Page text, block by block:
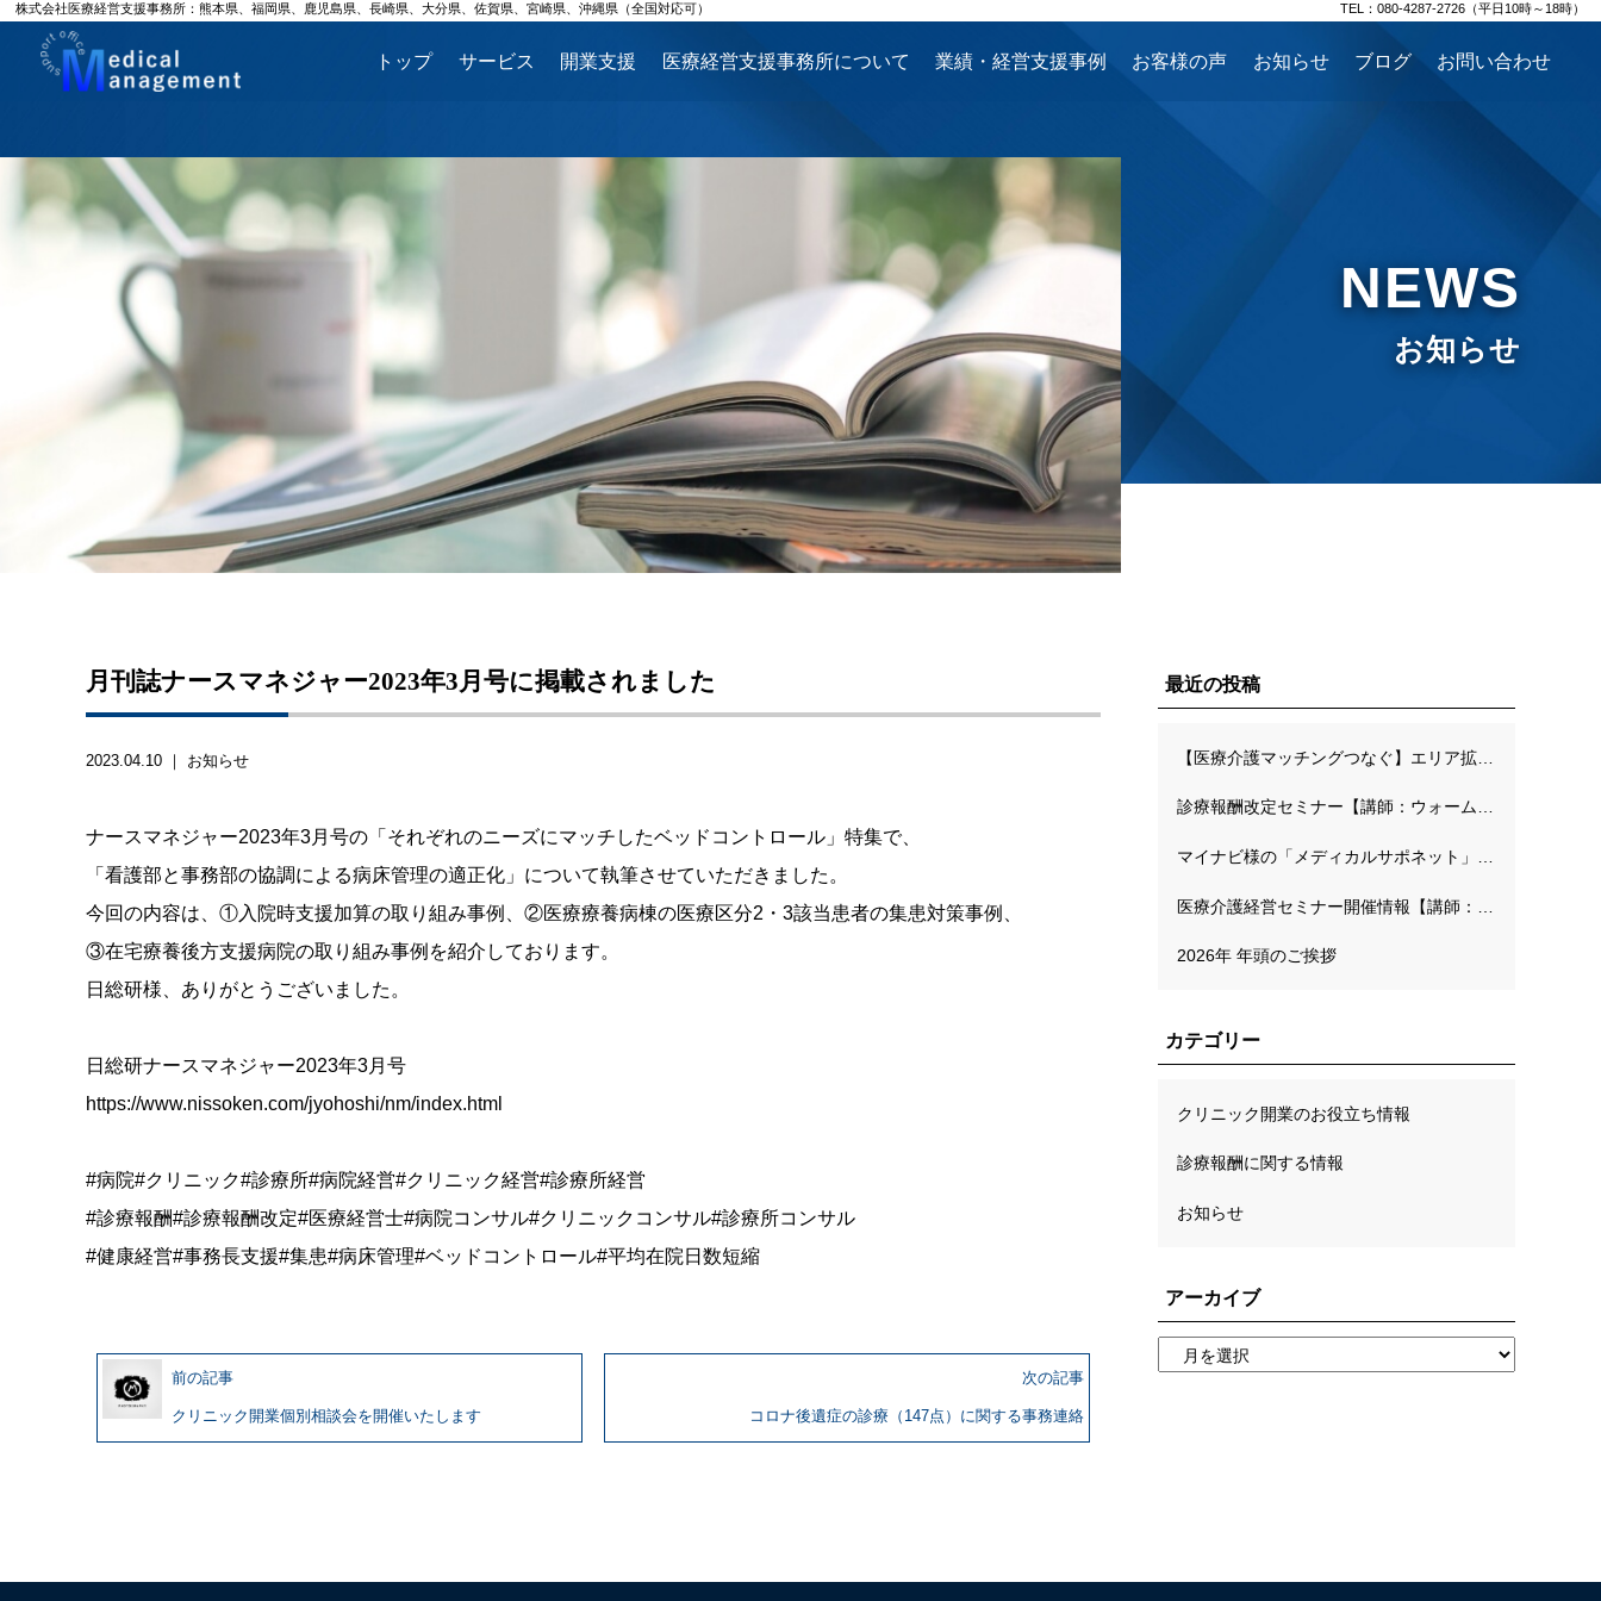
株式会社医療経営支援事務所：熊本県、福岡県、鹿児島県、長崎県、大分県、佐賀県、宮崎県、沖縄県（全国対応可） TEL：080-4287-2726（平日10時～18時）
トップ サービス 開業支援 医療経営支援事務所について 業績・経営支援事例 お客様の声 お知らせ ブログ お問い合わせ
NEWS
お知らせ
月刊誌ナースマネジャー2023年3月号に掲載されました
2023.04.10 ｜ お知らせ
ナースマネジャー2023年3月号の「それぞれのニーズにマッチしたベッドコントロール」特集で、
「看護部と事務部の協調による病床管理の適正化」について執筆させていただきました。
今回の内容は、①入院時支援加算の取り組み事例、②医療療養病棟の医療区分2・3該当患者の集患対策事例、
③在宅療養後方支援病院の取り組み事例を紹介しております。
日総研様、ありがとうございました。
日総研ナースマネジャー2023年3月号
https://www.nissoken.com/jyohoshi/nm/index.html
#病院#クリニック#診療所#病院経営#クリニック経営#診療所経営
#診療報酬#診療報酬改定#医療経営士#病院コンサル#クリニックコンサル#診療所コンサル
#健康経営#事務長支援#集患#病床管理#ベッドコントロール#平均在院日数短縮
前の記事
クリニック開業個別相談会を開催いたします
次の記事
コロナ後遺症の診療（147点）に関する事務連絡
最近の投稿
診療報酬改定セミナー【講師：ウォームハーツ長面川先生】
2026年 年頭のご挨拶
カテゴリー
クリニック開業のお役立ち情報
診療報酬に関する情報
お知らせ
アーカイブ